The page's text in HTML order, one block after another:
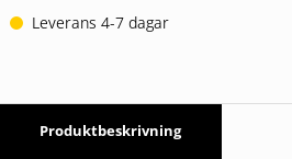
Leverans 4-7 dagar
Produktbeskrivning